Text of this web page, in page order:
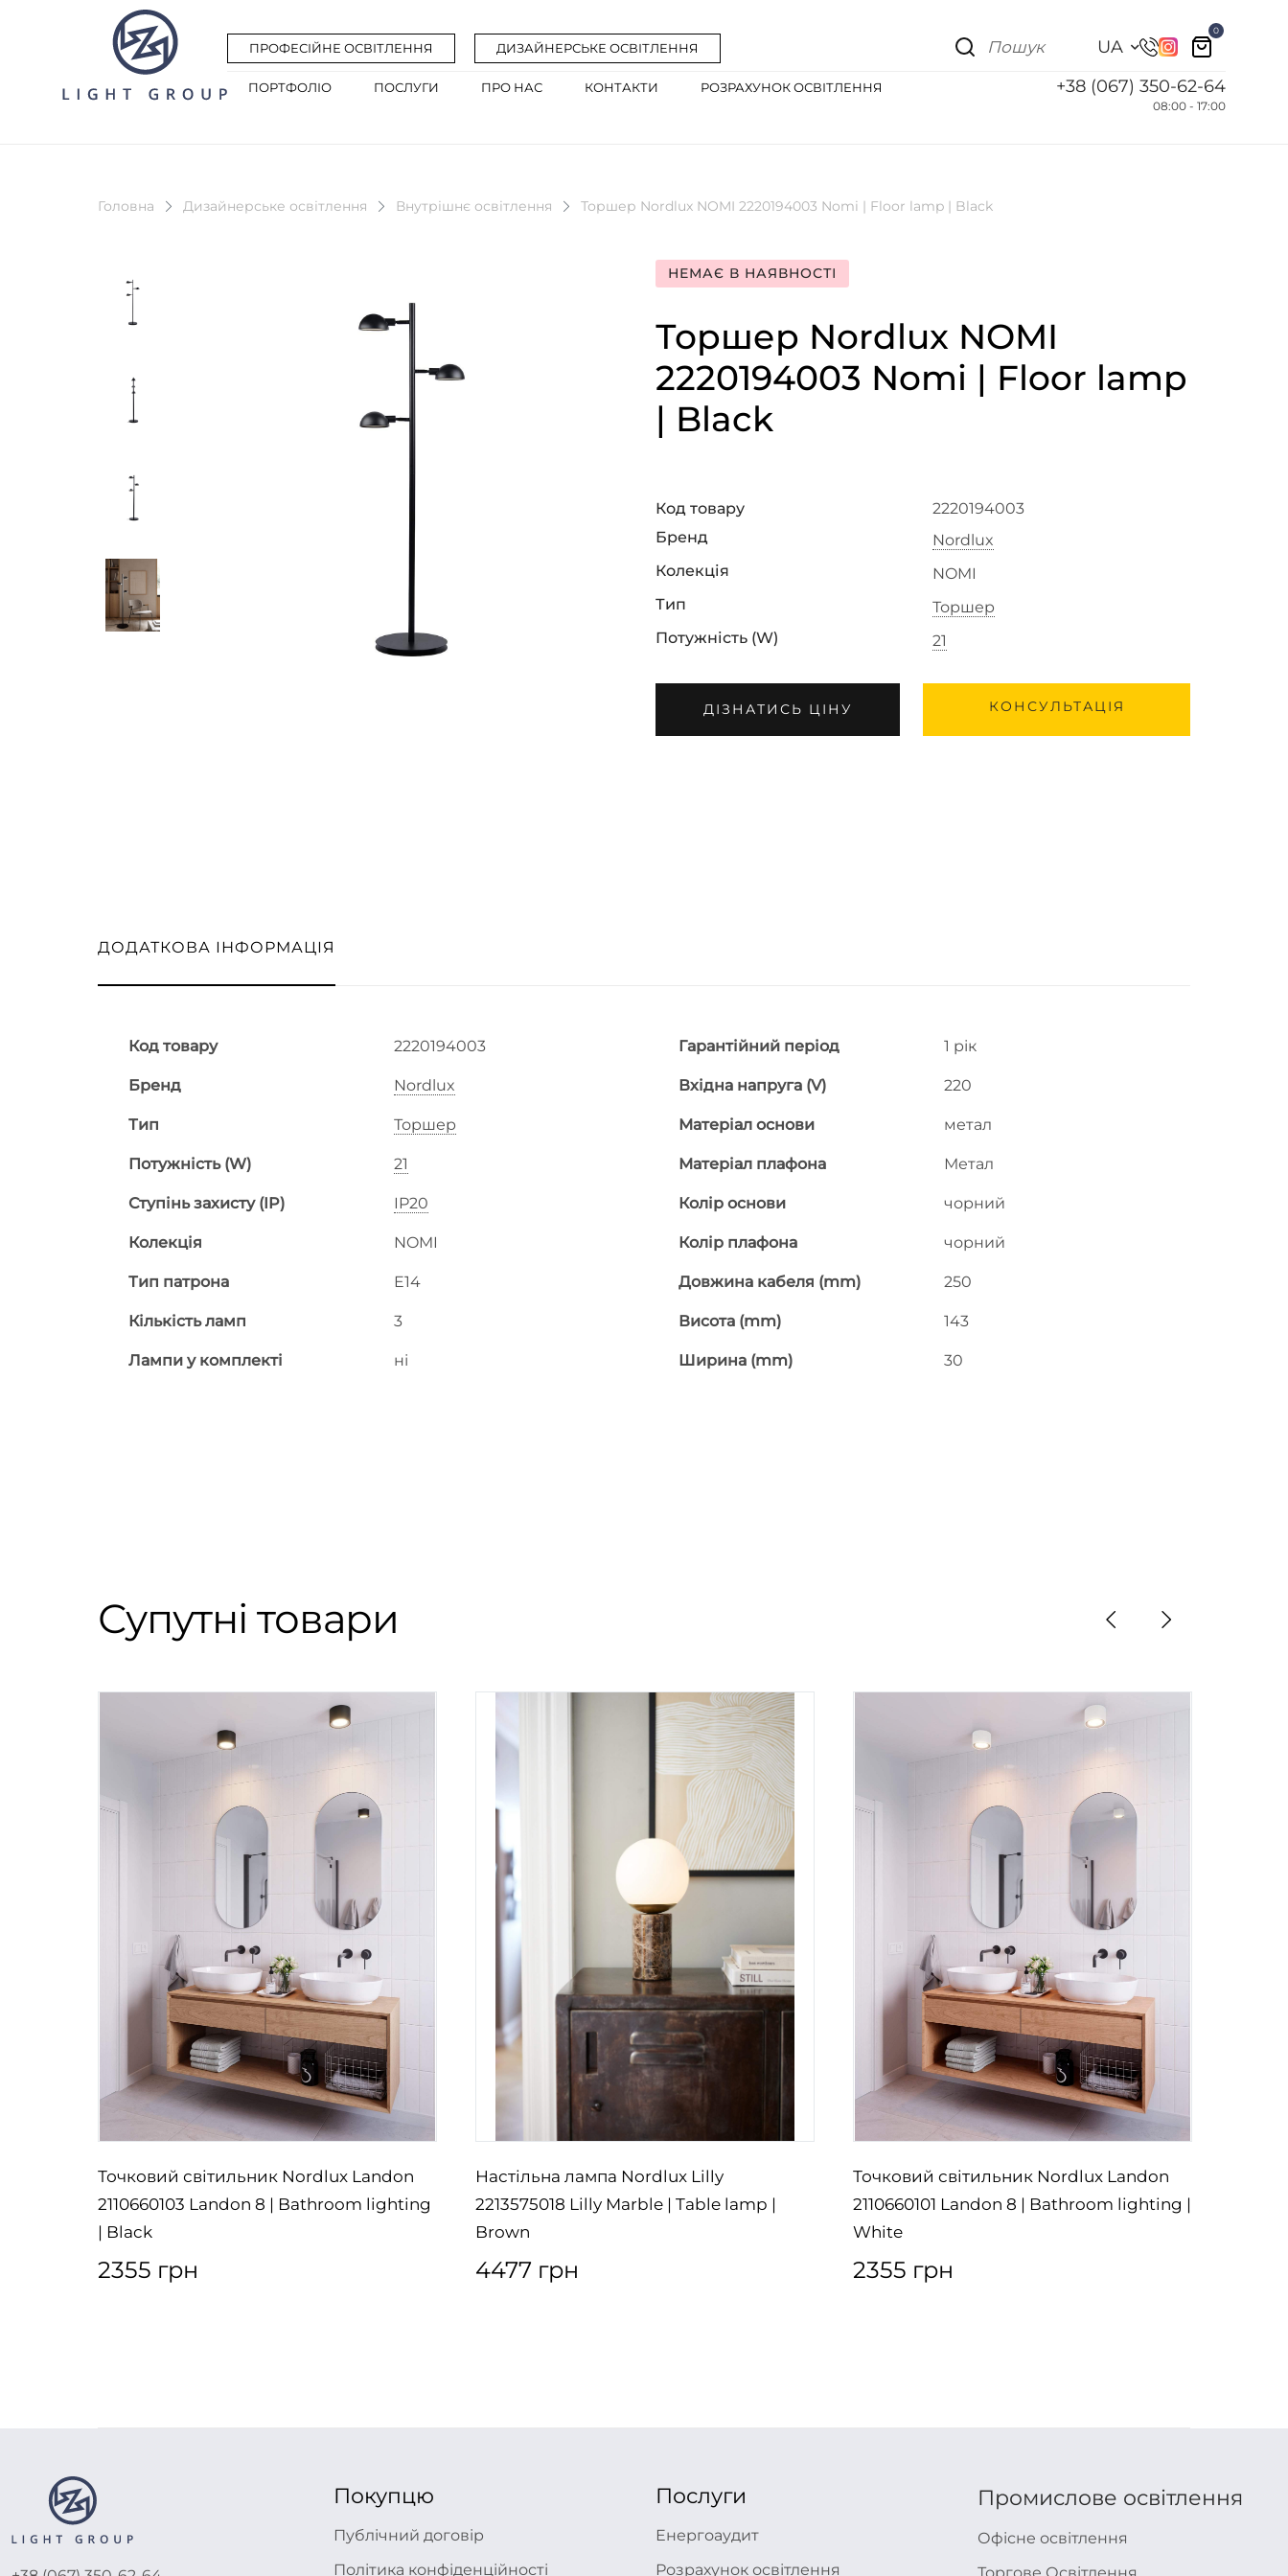
ПРОФЕСІЙНЕ ОСВІТЛЕННЯ ДИЗАЙНЕРСЬКЕ ОСВІТЛЕННЯ UA
0
ПОРТФОЛІО ПОСЛУГИ ПРО НАС КОНТАКТИ РОЗРАХУНОК ОСВІТЛЕННЯ +38 (067) 350-62-64
08:00 - 17:00
Головна Дизайнерське освітлення Внутрішнє освітлення Торшер Nordlux NOMI 2220194003 Nomi | Floor lamp | Black
НЕМАЄ В НАЯВНОСТІ
Торшер Nordlux NOMI
2220194003 Nomi | Floor lamp
| Black
Код товару
2220194003
Бренд
Nordlux
Колекція
NOMI
Тип
Торшер
Потужність (W)
21
ДІЗНАТИСЬ ЦІНУ КОНСУЛЬТАЦІЯ
ДОДАТКОВА ІНФОРМАЦІЯ
Код товару 2220194003
Бренд Nordlux
Тип Торшер
Потужність (W) 21
Ступінь захисту (IP) IP20
Колекція NOMI
Тип патрона E14
Кількість ламп 3
Лампи у комплекті ні
Гарантійний період 1 рік
Вхідна напруга (V) 220
Матеріал основи метал
Матеріал плафона Метал
Колір основи чорний
Колір плафона чорний
Довжина кабеля (mm) 250
Висота (mm) 143
Ширина (mm) 30
Супутні товари
Точковий світильник Nordlux Landon
2110660103 Landon 8 | Bathroom lighting
| Black
2355 грн
Настільна лампа Nordlux Lilly
2213575018 Lilly Marble | Table lamp |
Brown
4477 грн
Точковий світильник Nordlux Landon
2110660101 Landon 8 | Bathroom lighting |
White
2355 грн
Покупцю
Публічний договір
Політика конфіденційності
Послуги
Енергоаудит
Розрахунок освітлення
Промислове освітлення
Офісне освітлення